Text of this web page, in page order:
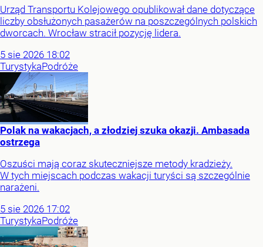
Urząd Transportu Kolejowego opublikował dane dotyczące
liczby obsłużonych pasażerów na poszczególnych polskich
dworcach. Wrocław stracił pozycję lidera.
5 sie 2026 18:02
TurystykaPodróże
Polak na wakacjach, a złodziej szuka okazji. Ambasada
ostrzega
Oszuści mają coraz skuteczniejsze metody kradzieży.
W tych miejscach podczas wakacji turyści są szczególnie
narażeni.
5 sie 2026 17:02
TurystykaPodróże